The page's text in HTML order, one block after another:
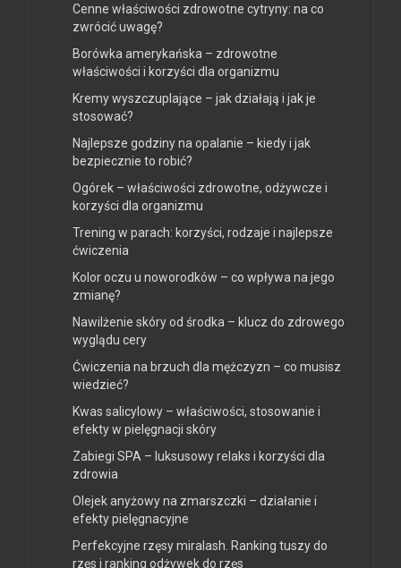
Cenne właściwości zdrowotne cytryny: na co
zwrócić uwagę?
Borówka amerykańska – zdrowotne
właściwości i korzyści dla organizmu
Kremy wyszczuplające – jak działają i jak je
stosować?
Najlepsze godziny na opalanie – kiedy i jak
bezpiecznie to robić?
Ogórek – właściwości zdrowotne, odżywcze i
korzyści dla organizmu
Trening w parach: korzyści, rodzaje i najlepsze
ćwiczenia
Kolor oczu u noworodków – co wpływa na jego
zmianę?
Nawilżenie skóry od środka – klucz do zdrowego
wyglądu cery
Ćwiczenia na brzuch dla mężczyzn – co musisz
wiedzieć?
Kwas salicylowy – właściwości, stosowanie i
efekty w pielęgnacji skóry
Zabiegi SPA – luksusowy relaks i korzyści dla
zdrowia
Olejek anyżowy na zmarszczki – działanie i
efekty pielęgnacyjne
Perfekcyjne rzęsy miralash. Ranking tuszy do
rzęs i ranking odżywek do rzęs